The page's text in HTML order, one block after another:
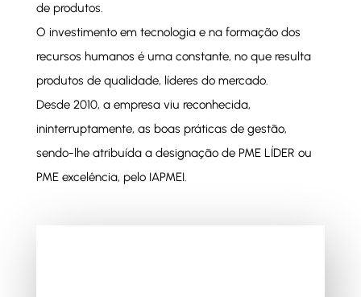
de produtos.
O investimento em tecnologia e na formação dos
recursos humanos é uma constante, no que resulta
produtos de qualidade, líderes do mercado.
Desde 2010, a empresa viu reconhecida,
ininterruptamente, as boas práticas de gestão,
sendo-lhe atribuída a designação de PME LÍDER ou
PME excelência, pelo IAPMEI.